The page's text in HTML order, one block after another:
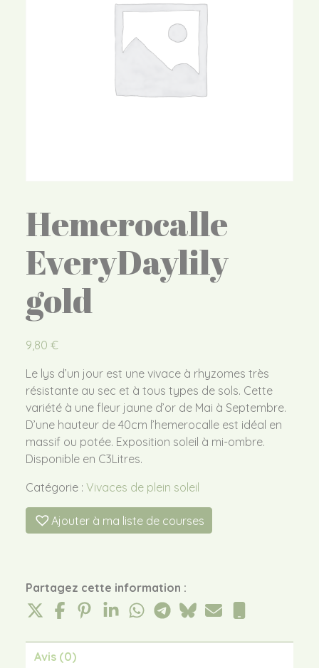
Hemerocalle
EveryDaylily
gold
9,80 €
Le lys d’un jour est une vivace à rhyzomes très
résistante au sec et à tous types de sols. Cette
variété à une fleur jaune d’or de Mai à Septembre.
D’une hauteur de 40cm l’hemerocalle est idéal en
massif ou potée. Exposition soleil à mi-ombre.
Disponible en C3Litres.
Catégorie : Vivaces de plein soleil
Ajouter à ma liste de courses
Partagez cette information :
Avis (0)